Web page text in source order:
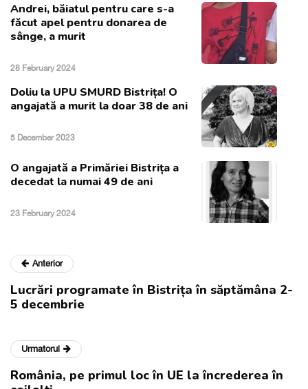
Andrei, băiatul pentru care s-a
făcut apel pentru donarea de
sânge, a murit
28 February 2024
Doliu la UPU SMURD Bistrița! O
angajată a murit la doar 38 de ani
5 December 2023
O angajată a Primăriei Bistrița a
decedat la numai 49 de ani
23 February 2024
Anterior
Lucrări programate în Bistrița în săptămâna 2-
5 decembrie
Urmatorul
România, pe primul loc în UE la încrederea în